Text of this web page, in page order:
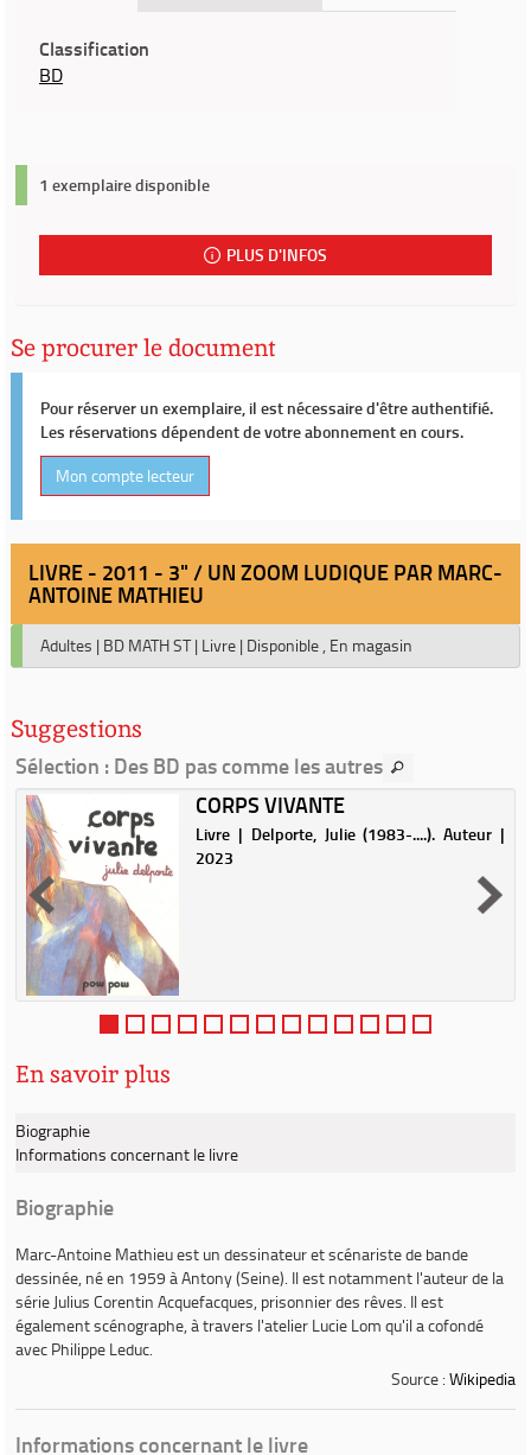
Classification
BD
1 exemplaire disponible
PLUS D'INFOS
Se procurer le document
Pour réserver un exemplaire, il est nécessaire d'être authentifié.
Les réservations dépendent de votre abonnement en cours.
Mon compte lecteur
LIVRE - 2011 - 3" / UN ZOOM LUDIQUE PAR MARC-
ANTOINE MATHIEU
Adultes | BD MATH ST | Livre | Disponible , En magasin
Suggestions
Sélection : Des BD pas comme les autres
CORPS VIVANTE
Livre | Delporte, Julie (1983-....). Auteur |
2023
En savoir plus
Biographie
Informations concernant le livre
Biographie
Marc-Antoine Mathieuest un dessinateur et scénariste de bande
dessinée, né en 1959 à Antony (Seine). Il est notamment l'auteur de la
série Julius Corentin Acquefacques, prisonnier des rêves. Il est
également scénographe, à travers l'atelier Lucie Lom qu'il a cofondé
avec Philippe Leduc.
Source : Wikipedia
Informations concernant le livre